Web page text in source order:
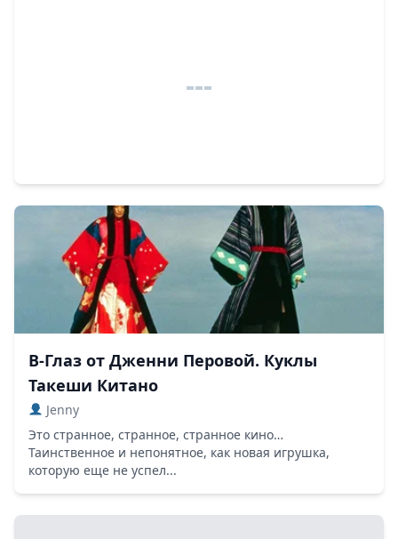
В-Глаз от Дженни Перовой. Куклы
Такеши Китано
Jenny
Это странное, странное, странное кино…
Таинственное и непонятное, как новая игрушка,
которую еще не успел...